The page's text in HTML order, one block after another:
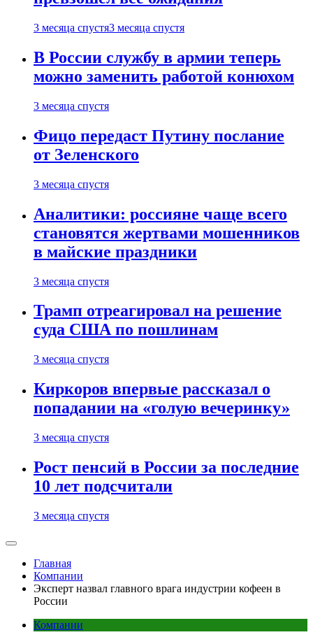
3 месяца спустя3 месяца спустя
В России службу в армии теперь
можно заменить работой конюхом
3 месяца спустя
Фицо передаст Путину послание
от Зеленского
3 месяца спустя
Аналитики: россияне чаще всего
становятся жертвами мошенников
в майские праздники
3 месяца спустя
Трамп отреагировал на решение
суда США по пошлинам
3 месяца спустя
Киркоров впервые рассказал о
попадании на «голую вечеринку»
3 месяца спустя
Рост пенсий в России за последние
10 лет подсчитали
3 месяца спустя
Главная
Компании
Эксперт назвал главного врага индустрии кофеен в
России
Компании